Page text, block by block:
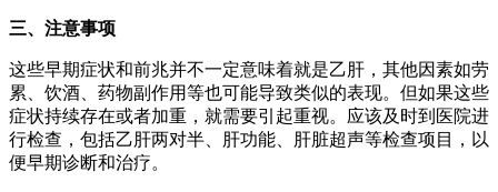
三、注意事项
这些早期症状和前兆并不一定意味着就是乙肝，其他因素如劳
累、饮酒、药物副作用等也可能导致类似的表现。但如果这些
症状持续存在或者加重，就需要引起重视。应该及时到医院进
行检查，包括乙肝两对半、肝功能、肝脏超声等检查项目，以
便早期诊断和治疗。